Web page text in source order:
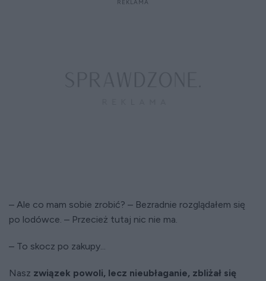
– Ale co mam sobie zrobić? – Bezradnie rozglądałem się
po lodówce. – Przecież tutaj nic nie ma.
– To skocz po zakupy...
Nasz związek powoli, lecz nieubłaganie, zbliżał się